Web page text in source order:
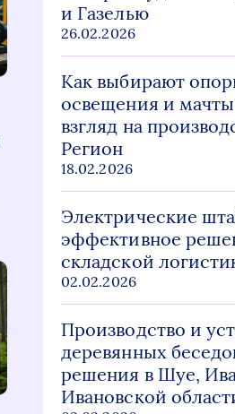
и Газелью
26.02.2026
Как выбирают
освещения и мачты
взгляд на
Регион
18.02.2026
Электрические
эффективное
складской
02.02.2026
Производство и
деревянных
решения в Шуе,
Ивановской